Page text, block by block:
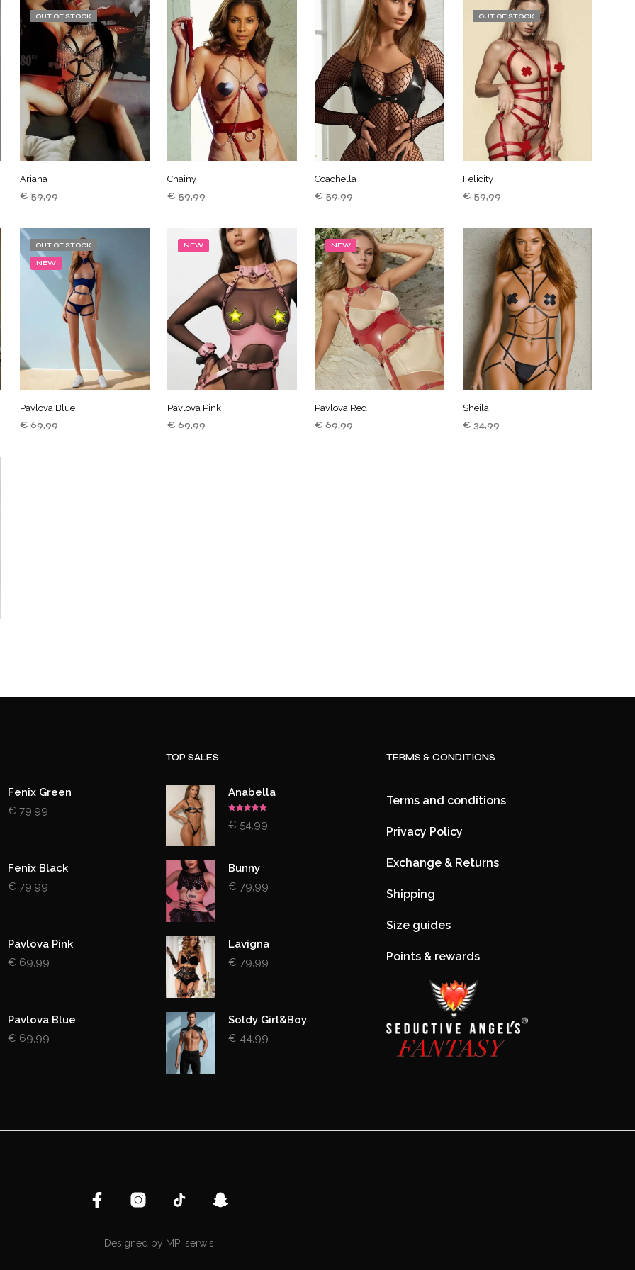
T
E
N
N
D
E
W
W
A
G
E
N
.
OUT OF STOCK
Ariana
€ 59,99
Chainy
€ 59,99
WINKELWAGEN
Coachella
€ 59,99
WINKELWAGEN
OUT OF STOCK
Felicity
€ 59,99
OUT OF STOCK
NEW
Pavlova Blue
€ 69,99
NEW
Pavlova Pink
€ 69,99
NEW
Pavlova Red
€ 69,99
Sheila
€ 34,99
Fenix Green
€ 79,99
Fenix Black
€ 79,99
Pavlova Pink
€ 69,99
Pavlova Blue
€ 69,99
TOP SALES
Anabella
5.00uit 5
€ 54,99
Bunny
€ 79,99
Lavigna
€ 79,99
Soldy Girl&Boy
€ 44,99
TERMS & CONDITIONS
Terms and conditions
Privacy Policy
Exchange & Returns
Shipping
Size guides
Points & rewards
Designed by MPI serwis